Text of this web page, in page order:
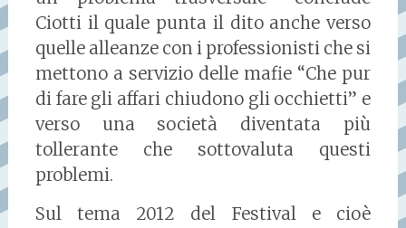
Ciotti il quale punta il dito anche verso
quelle alleanze con i professionisti che si
mettono a servizio delle mafie “Che pur
di fare gli affari chiudono gli occhietti” e
verso una società diventata più
tollerante che sottovaluta questi
problemi.
Sul tema 2012 del Festival e cioè